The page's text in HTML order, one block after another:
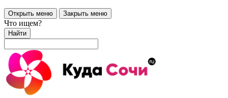
Открыть меню Закрыть меню
Что ищем?
Найти